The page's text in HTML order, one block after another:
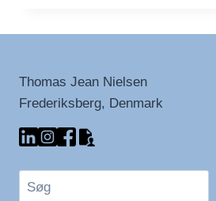
Thomas Jean Nielsen
Frederiksberg, Denmark
Søg